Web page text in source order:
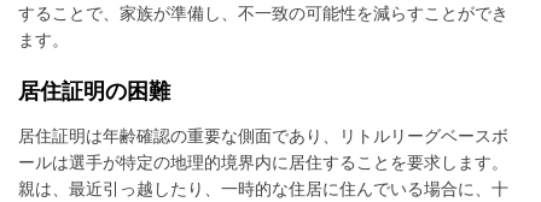
することで、家族が準備し、不一致の可能性を減らすことができ
ます。
居住証明の困難
居住証明は年齢確認の重要な側面であり、リトルリーグベースボ
ールは選手が特定の地理的境界内に居住することを要求します。
親は、最近引っ越したり、一時的な住居に住んでいる場合に、十